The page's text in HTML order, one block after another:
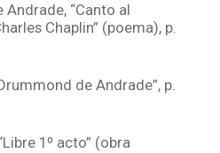
“Canto al
Chaplin” (poema), p.
de Andrade”, p.
1º acto” (obra